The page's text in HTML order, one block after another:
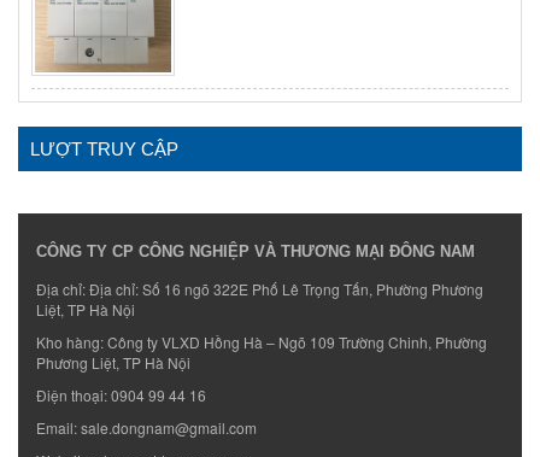
LƯỢT TRUY CẬP
CÔNG TY CP CÔNG NGHIỆP VÀ THƯƠNG MẠI ĐÔNG NAM
Địa chỉ: Địa chỉ: Số 16 ngõ 322E Phố Lê Trọng Tấn, Phường Phương
Liệt, TP Hà Nội
Kho hàng: Công ty VLXD Hồng Hà – Ngõ 109 Trường Chinh, Phường
Phương Liệt, TP Hà Nội
Điện thoại:0904 99 44 16
Email:sale.dongnam@gmail.com